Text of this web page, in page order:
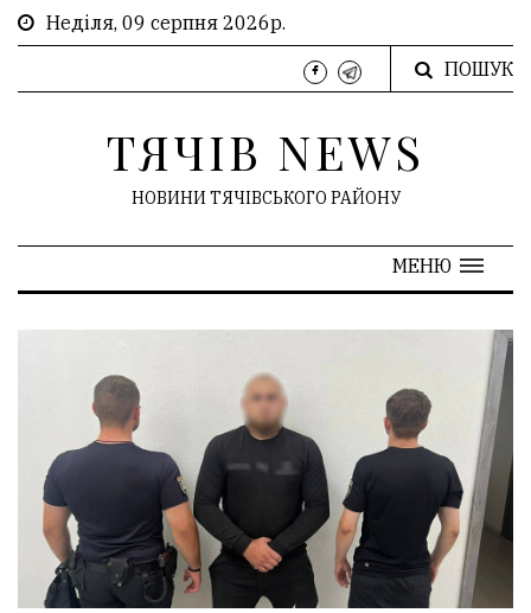
Неділя, 09 серпня 2026р.
ПОШУК
ТЯЧІВ NEWS
НОВИНИ ТЯЧІВСЬКОГО РАЙОНУ
МЕНЮ